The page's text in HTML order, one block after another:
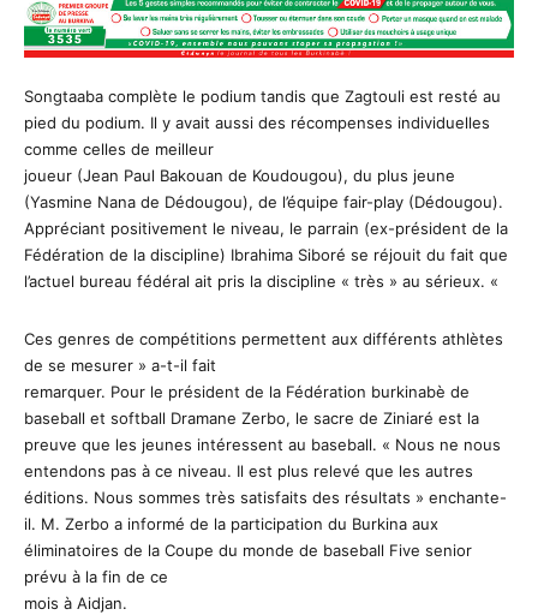
Songtaaba complète le podium tandis que Zagtouli est resté au
pied du podium. Il y avait aussi des récompenses individuelles
comme celles de meilleur
joueur (Jean Paul Bakouan de Koudougou), du plus jeune
(Yasmine Nana de Dédougou), de l’équipe fair-play (Dédougou).
Appréciant positivement le niveau, le parrain (ex-président de la
Fédération de la discipline) Ibrahima Siboré se réjouit du fait que
l’actuel bureau fédéral ait pris la discipline « très » au sérieux. «
Ces genres de compétitions permettent aux différents athlètes
de se mesurer » a-t-il fait
remarquer. Pour le président de la Fédération burkinabè de
baseball et softball Dramane Zerbo, le sacre de Ziniaré est la
preuve que les jeunes intéressent au baseball. « Nous ne nous
entendons pas à ce niveau. Il est plus relevé que les autres
éditions. Nous sommes très satisfaits des résultats » enchante-
il. M. Zerbo a informé de la participation du Burkina aux
éliminatoires de la Coupe du monde de baseball Five senior
prévu à la fin de ce
mois à Aidjan.